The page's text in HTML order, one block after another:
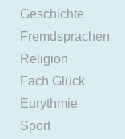
Geschichte
Fremdsprachen
Religion
Fach Glück
Eurythmie
Sport